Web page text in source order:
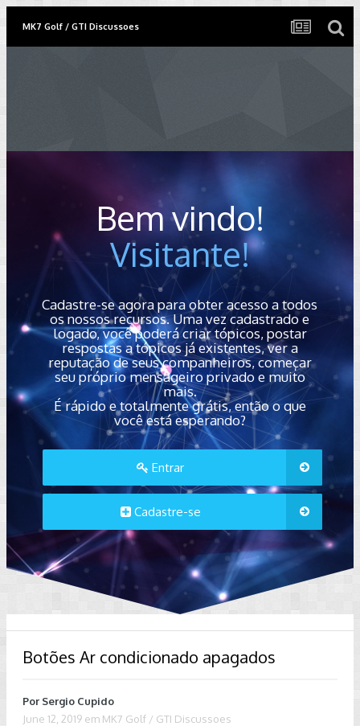
MK7 Golf / GTI Discussoes
Bem vindo!
Visitante!
Cadastre-se agora para obter acesso a todos
os nossos recursos. Uma vez cadastrado e
logado, você poderá criar tópicos, postar
respostas a tópicos já existentes, ver a
reputação de seus companheiros, começar
seu próprio mensageiro privado e muito
mais.
É rápido e totalmente grátis, então o que
você está esperando?
Entrar
Cadastre-se
Botões Ar condicionado apagados
Por Sergio Cupido
June 12, 2019 em MK7 Golf / GTI Discussoes